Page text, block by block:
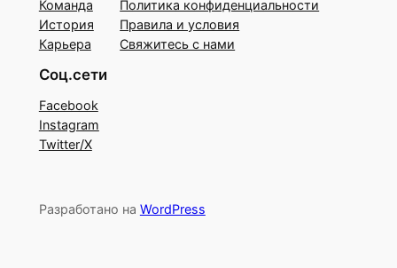
Команда
История
Карьера
Политика конфиденциальности
Правила и условия
Свяжитесь с нами
Соц.сети
Facebook
Instagram
Twitter/X
Разработано на WordPress